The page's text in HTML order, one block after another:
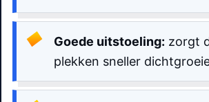
Goede uitstoeling: zorgt
plekken sneller